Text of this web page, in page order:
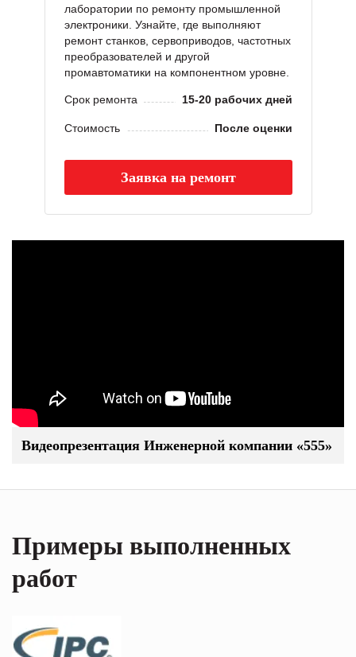
лаборатории по ремонту промышленной
электроники. Узнайте, где выполняют
ремонт станков, сервоприводов, частотных
преобразователей и другой
промавтоматики на компонентном уровне.
Срок ремонта 15-20 рабочих дней
Стоимость После оценки
Заявка на ремонт
Видеопрезентация Инженерной компании «555»
Примеры выполненных
работ